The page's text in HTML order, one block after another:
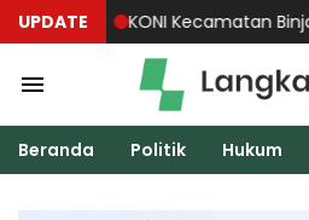
UPDATEKONI Kecamatan Binjai Gelar
Beranda Politik Hukum